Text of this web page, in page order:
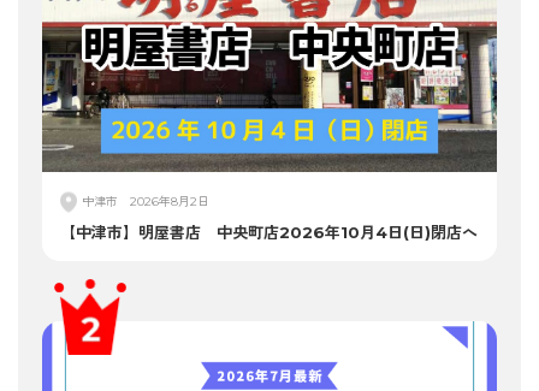
中津市 2026年8月2日
【中津市】明屋書店 中央町店2026年10月4日(日)閉店へ